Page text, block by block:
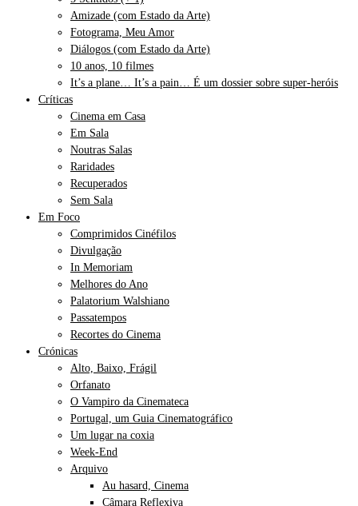
Amizade (com Estado da Arte)
Fotograma, Meu Amor
Diálogos (com Estado da Arte)
10 anos, 10 filmes
It’s a plane… It’s a pain… É um dossier sobre super-heróis
Críticas
Cinema em Casa
Em Sala
Noutras Salas
Raridades
Recuperados
Sem Sala
Em Foco
Comprimidos Cinéfilos
Divulgação
In Memoriam
Melhores do Ano
Palatorium Walshiano
Passatempos
Recortes do Cinema
Crónicas
Alto, Baixo, Frágil
Orfanato
O Vampiro da Cinemateca
Portugal, um Guia Cinematográfico
Um lugar na coxia
Week-End
Arquivo
Au hasard, Cinema
Câmara Reflexiva